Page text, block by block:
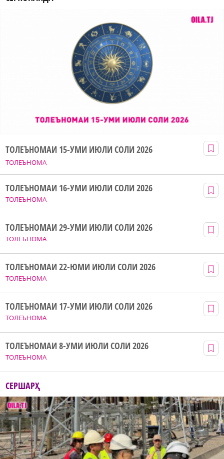
ТОЛЕЪНОМА
ТОЛЕЪНОМАИ 15-УМИ ИЮЛИ СОЛИ 2026
ТОЛЕЪНОМА
ТОЛЕЪНОМАИ 16-УМИ ИЮЛИ СОЛИ 2026
ТОЛЕЪНОМА
ТОЛЕЪНОМАИ 29-УМИ ИЮЛИ СОЛИ 2026
ТОЛЕЪНОМА
ТОЛЕЪНОМАИ 22-ЮМИ ИЮЛИ СОЛИ 2026
ТОЛЕЪНОМА
ТОЛЕЪНОМАИ 17-УМИ ИЮЛИ СОЛИ 2026
ТОЛЕЪНОМА
ТОЛЕЪНОМАИ 8-УМИ ИЮЛИ СОЛИ 2026
СЕРШАРҲ